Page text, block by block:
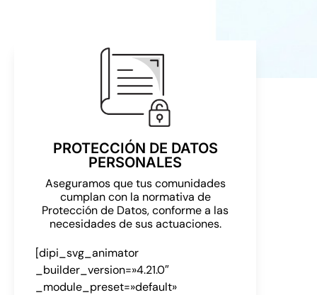
PROTECCIÓN DE DATOS
PERSONALES
Aseguramos que tus comunidades
cumplan con la normativa de
Protección de Datos, conforme a las
necesidades de sus actuaciones.
[dipi_svg_animator
_builder_version=»4.21.0″
_module_preset=»default»